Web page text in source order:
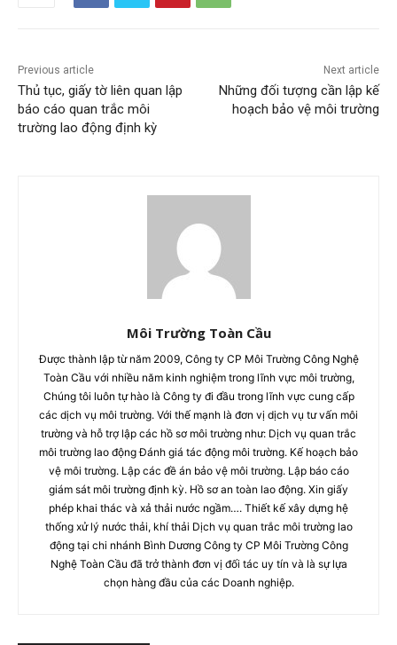
Previous article
Thủ tục, giấy tờ liên quan lập
báo cáo quan trắc môi
trường lao động định kỳ
Next article
Những đối tượng cần lập kế
hoạch bảo vệ môi trường
Môi Trường Toàn Cầu
Được thành lập từ năm 2009, Công ty CP Môi Trường Công Nghệ
Toàn Cầu với nhiều năm kinh nghiệm trong lĩnh vực môi trường,
Chúng tôi luôn tự hào là Công ty đi đầu trong lĩnh vực cung cấp
các dịch vụ môi trường. Với thế mạnh là đơn vị dịch vụ tư vấn môi
trường và hỗ trợ lập các hồ sơ môi trường như: Dịch vụ quan trắc
môi trường lao động Đánh giá tác động môi trường. Kế hoạch bảo
vệ môi trường. Lập các đề án bảo vệ môi trường. Lập báo cáo
giám sát môi trường định kỳ. Hồ sơ an toàn lao động. Xin giấy
phép khai thác và xả thải nước ngầm…. Thiết kế xây dựng hệ
thống xử lý nước thải, khí thải Dịch vụ quan trắc môi trường lao
động tại chi nhánh Bình Dương Công ty CP Môi Trường Công
Nghệ Toàn Cầu đã trở thành đơn vị đối tác uy tín và là sự lựa
chọn hàng đầu của các Doanh nghiệp.